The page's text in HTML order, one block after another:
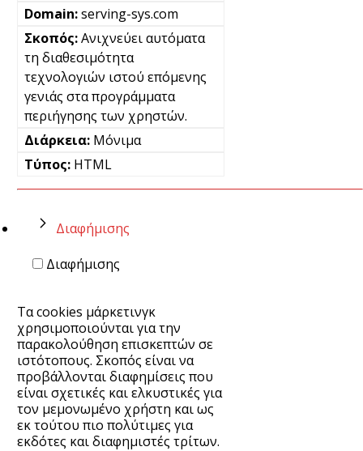
serving-sys.com
Ανιχνεύει αυτόματα
τη διαθεσιμότητα
τεχνολογιών ιστού επόμενης
γενιάς στα προγράμματα
περιήγησης των χρηστών.
Μόνιμα
HTML
Διαφήμισης
Διαφήμισης
Τα cookies μάρκετινγκ
χρησιμοποιούνται για την
παρακολούθηση επισκεπτών σε
ιστότοπους. Σκοπός είναι να
προβάλλονται διαφημίσεις που
είναι σχετικές και ελκυστικές για
τον μεμονωμένο χρήστη και ως
εκ τούτου πιο πολύτιμες για
εκδότες και διαφημιστές τρίτων.